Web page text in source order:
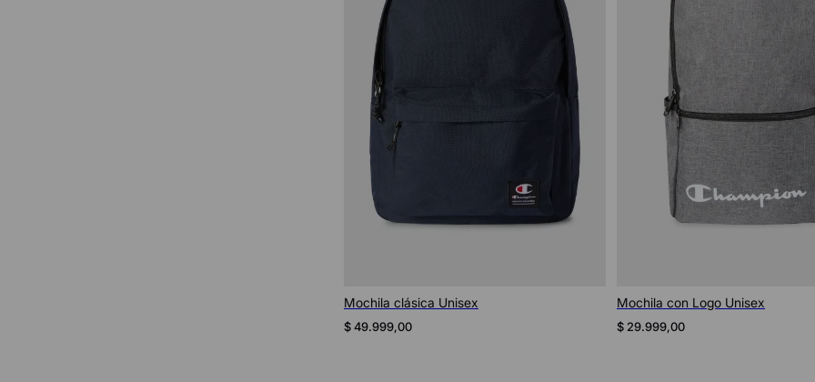
Mochila clásica Unisex
$49.999,00
Mochila con Logo Unisex
$ 29.999,00